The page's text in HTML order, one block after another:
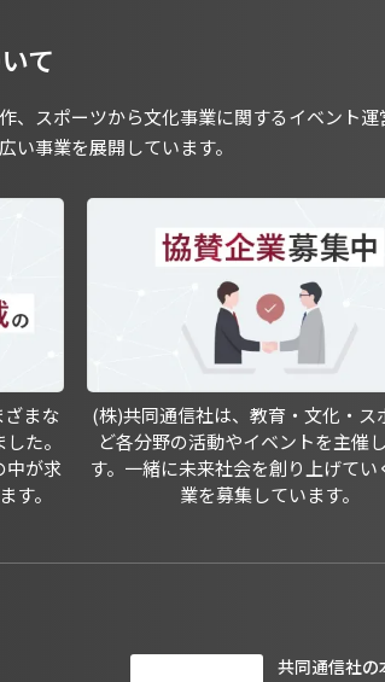
て
、スポーツから文化事業に関するイベント運
い事業を展開しています。
まな
た。
中が求
す。
(株)共同通信社は、教育・文化・ス
ど各分野の活動やイベントを主催
す。一緒に未来社会を創り上げてい
業を募集しています。
共同通信社の